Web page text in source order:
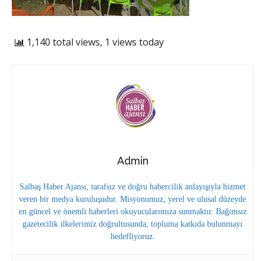
1,140 total views, 1 views today
Admin
Salbaş Haber Ajansı, tarafsız ve doğru habercilik anlayışıyla hizmet
veren bir medya kuruluşudur. Misyonumuz, yerel ve ulusal düzeyde
en güncel ve önemli haberleri okuyucularımıza sunmaktır. Bağımsız
gazetecilik ilkelerimiz doğrultusunda, topluma katkıda bulunmayı
hedefliyoruz.